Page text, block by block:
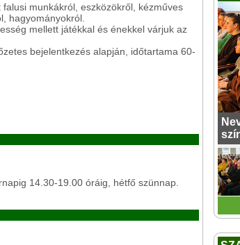
munkákról, eszközökről, kézműves
hagyományokról.
mellett játékkal és énekkel várjuk az
bejelentkezés alapján, időtartama 60-
14.30-19.00 óráig, hétfő szünnap.